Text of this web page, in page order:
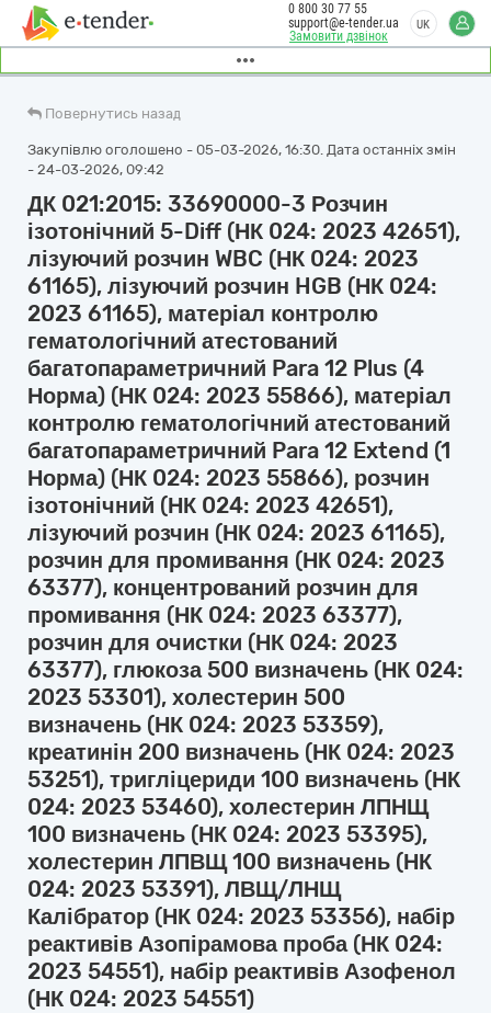
Замовити дзвінок
0 800 30 77 55
support@e-tender.ua
UK
Повернутись назад
Закупівлю оголошено - 05-03-2026, 16:30. Дата останніх змін
- 24-03-2026, 09:42
ДК 021:2015: 33690000-3 Розчин
ізотонічний 5-Diff (НК 024: 2023 42651),
лізуючий розчин WBC (НК 024: 2023
61165), лізуючий розчин HGB (НК 024:
2023 61165), матеріал контролю
гематологічний атестований
багатопараметричний Para 12 Plus (4
Норма) (НК 024: 2023 55866), матеріал
контролю гематологічний атестований
багатопараметричний Para 12 Extend (1
Норма) (НК 024: 2023 55866), розчин
ізотонічний (НК 024: 2023 42651),
лізуючий розчин (НК 024: 2023 61165),
розчин для промивання (НК 024: 2023
63377), концентрований розчин для
промивання (НК 024: 2023 63377),
розчин для очистки (НК 024: 2023
63377), глюкоза 500 визначень (НК 024:
2023 53301), холестерин 500
визначень (НК 024: 2023 53359),
креатинін 200 визначень (НК 024: 2023
53251), тригліцериди 100 визначень (НК
024: 2023 53460), холестерин ЛПНЩ
100 визначень (НК 024: 2023 53395),
холестерин ЛПВЩ 100 визначень (НК
024: 2023 53391), ЛВЩ/ЛНЩ
Калібратор (НК 024: 2023 53356), набір
реактивів Азопірамова проба (НК 024:
2023 54551), набір реактивів Азофенол
(НК 024: 2023 54551)